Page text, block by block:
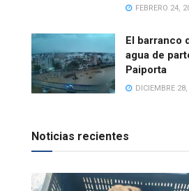
FEBRERO 24,
El barranco
agua de
Paiporta
DICIEMBRE
Noticias recientes